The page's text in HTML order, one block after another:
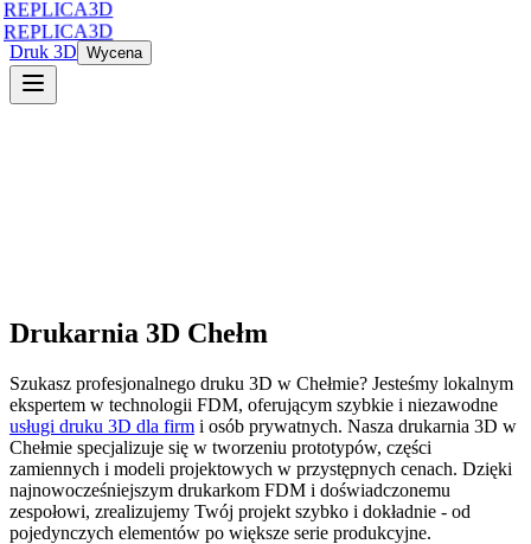
REPLICA3D
REPLICA3D
Druk 3D Wycena
Drukarnia 3D Chełm
Szukasz profesjonalnego druku 3D w Chełmie? Jesteśmy lokalnym
ekspertem w technologii FDM, oferującym szybkie i niezawodne
usługi druku 3D dla firm i osób prywatnych. Nasza drukarnia 3D w
Chełmie specjalizuje się w tworzeniu prototypów, części
zamiennych i modeli projektowych w przystępnych cenach. Dzięki
najnowocześniejszym drukarkom FDM i doświadczonemu
zespołowi, zrealizujemy Twój projekt szybko i dokładnie - od
pojedynczych elementów po większe serie produkcyjne.